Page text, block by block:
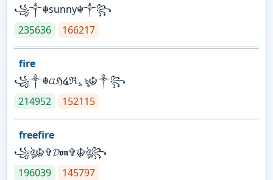
꧁༒☬sunny☬༒꧂
235636
166217
fire
꧁༒☬ᤂℌ໔ℜ؏ৡ☬༒꧂
214952
152115
freefire
꧁ঔৣ☬✞𝓓𝖔𝖓✞☬ঔৣ꧂
196039
145797